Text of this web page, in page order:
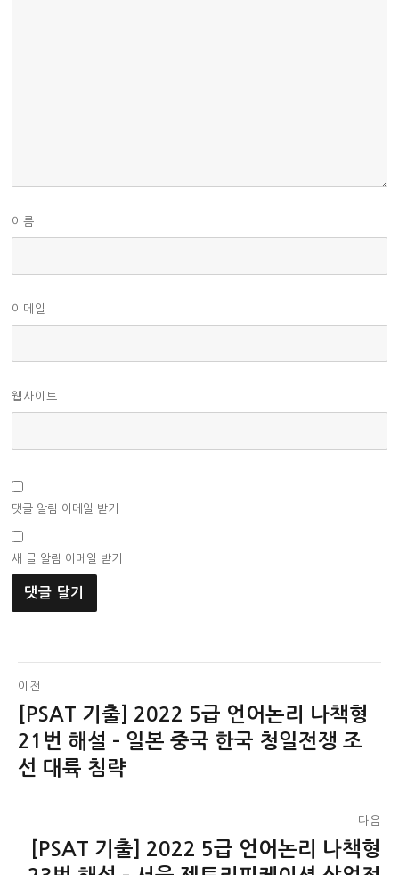
이름
이메일
웹사이트
댓글 알림 이메일 받기
새 글 알림 이메일 받기
글
탐
색
이전
이
전
글:
[PSAT 기출] 2022 5급 언어논리 나책형
21번 해설 – 일본 중국 한국 청일전쟁 조
선 대륙 침략
다음
[PSAT 기출] 2022 5급 언어논리 나책형